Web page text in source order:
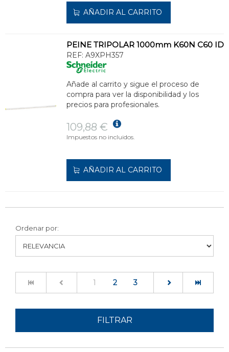
AÑADIR AL CARRITO
PEINE TRIPOLAR 1000mm K60N C60 ID
REF: A9XPH357
Añade al carrito y sigue el proceso de
compra para ver la disponibilidad y los
precios para profesionales.
109,88 €
Impuestos no incluidos.
AÑADIR AL CARRITO
Ordenar por:
1 (current)
2 3
FILTRAR